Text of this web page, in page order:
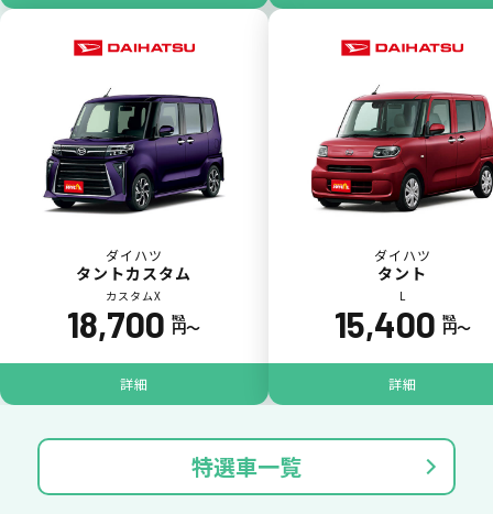
ガラス破損
ダイハツ
タントカスタム
カスタムX
18,700 税込
円〜
詳細
ダイハツ
タント
L
15,400 税込
円〜
詳細
特選車一覧